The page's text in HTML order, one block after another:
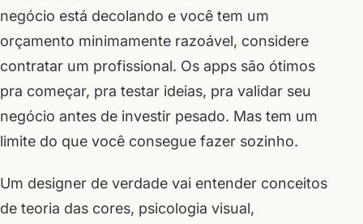
negócio está decolando e você tem um
orçamento minimamente razoável, considere
contratar um profissional. Os apps são ótimos
pra começar, pra testar ideias, pra validar seu
negócio antes de investir pesado. Mas tem um
limite do que você consegue fazer sozinho.
Um designer de verdade vai entender conceitos
de teoria das cores, psicologia visual,